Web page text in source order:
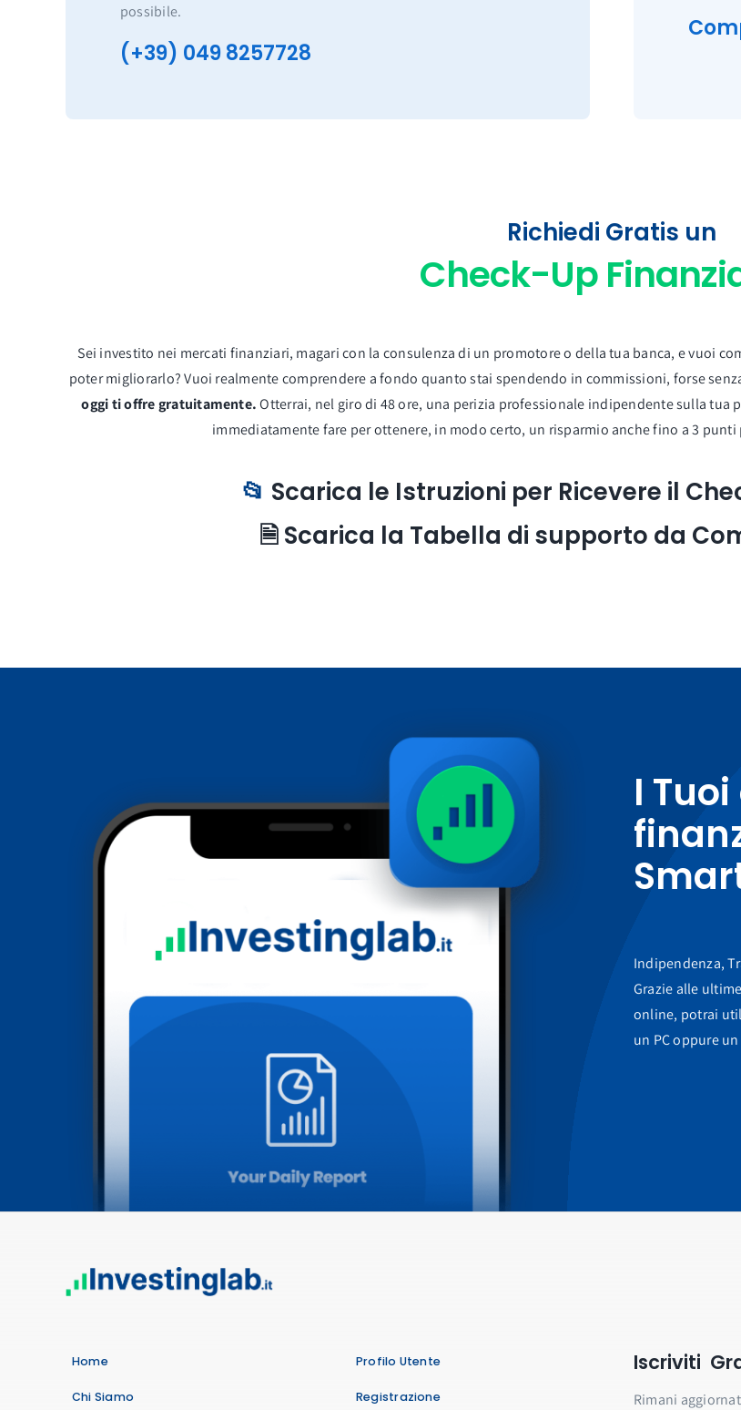
possibile.
(+39) 049 8257728
Richiedi Gratis un
Sei investito nei mercati finanziari, magari con la consulenza di un promotore o della tua banca, e vuoi
poter migliorarlo? Vuoi realmente comprendere a fondo quanto stai spendendo in commissioni, forse
oggi ti offre gratuitamente.Otterrai, nel giro di 48 ore, una perizia professionale indipendente sulla
immediatamente fare per ottenere, in modo certo, un risparmio anche fino a 3
📂 Scarica le Istruzioni per Ricevere il
🗎 Scarica la Tabella di supporto da
I
Indipendenza,
Grazie alle
online, potrai
un PC oppure
Home
Chi Siamo
Profilo Utente
Registrazione
Iscriviti
Rimani